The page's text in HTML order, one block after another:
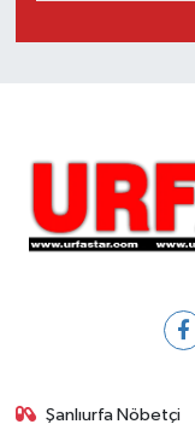
Şanlıurfa Nöbetçi